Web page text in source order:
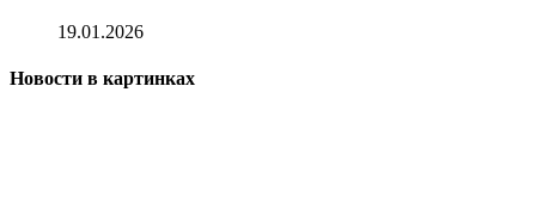
19.01.2026
Новости в картинках